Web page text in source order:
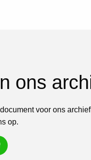
ons
voor ons
op.